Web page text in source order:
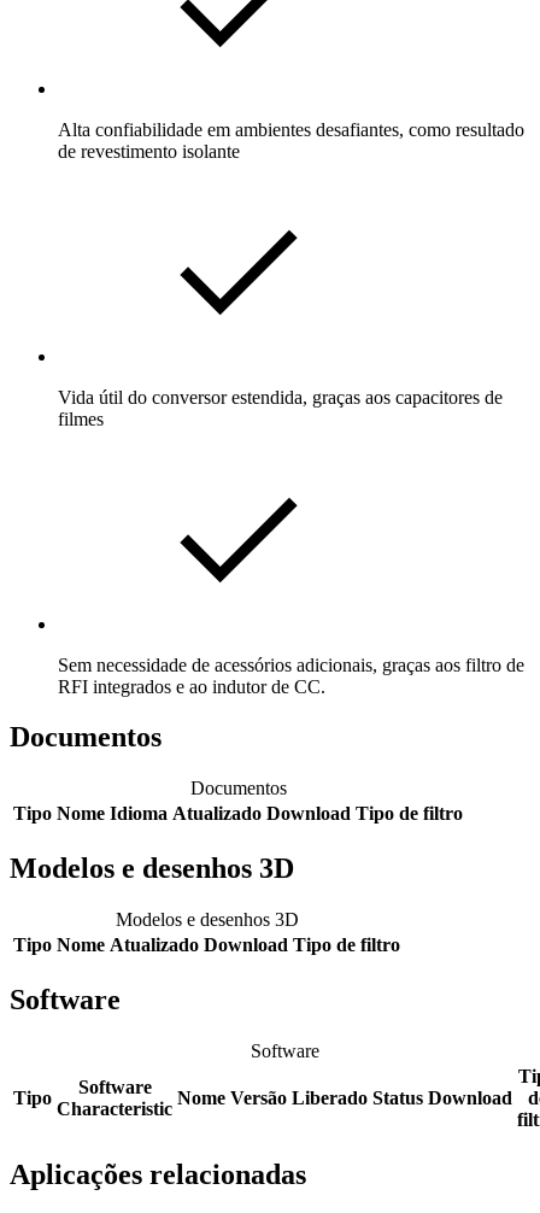
Alta confiabilidade em ambientes desafiantes, como resultado
de revestimento isolante
Vida útil do conversor estendida, graças aos capacitores de
filmes
Sem necessidade de acessórios adicionais, graças aos filtro de
RFI integrados e ao indutor de CC.
Documentos
Documentos
Tipo Nome Idioma Atualizado Download Tipo de filtro
Modelos e desenhos 3D
Modelos e desenhos 3D
Tipo Nome Atualizado Download Tipo de filtro
Software
Software
Tipo
Software
Characteristic
Nome Versão Liberado Status Download
Aplicações relacionadas